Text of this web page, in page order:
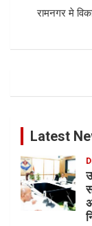
रामनगर मे
Latest